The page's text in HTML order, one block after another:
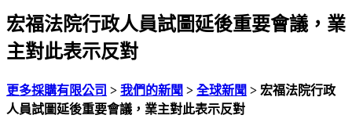
宏福法院行政人員試圖延後重要會議，業
主對此表示反對
更多採購有限公司 > 我們的新聞 > 全球新聞 > 宏福法院行政
人員試圖延後重要會議，業主對此表示反對